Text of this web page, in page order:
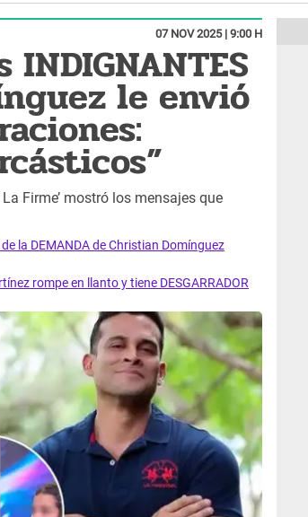
07 NOV 2025 | 9:00 H
le envió
Firme’ mostró los mensajes que
la DEMANDA de Christian Domínguez
rompe en llanto y tiene DESGARRADOR